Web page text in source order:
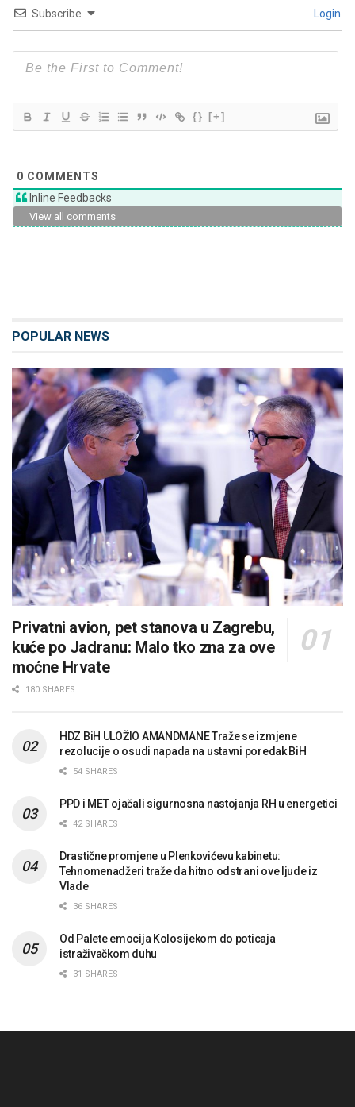
Subscribe Login
{} [+]
0 COMMENTS
Inline Feedbacks
View all comments
POPULAR NEWS
Privatni avion, pet stanova u Zagrebu,
kuće po Jadranu: Malo tko zna za ove
moćne Hrvate
180 SHARES
HDZ BiH ULOŽIO AMANDMANE Traže se izmjene
rezolucije o osudi napada na ustavni poredak BiH
54 SHARES
PPD i MET ojačali sigurnosna nastojanja RH u energetici
42 SHARES
Drastične promjene u Plenkovićevu kabinetu:
Tehnomenadžeri traže da hitno odstrani ove ljude iz
Vlade
36 SHARES
Od Palete emocija Kolosijekom do poticaja
istraživačkom duhu
31 SHARES